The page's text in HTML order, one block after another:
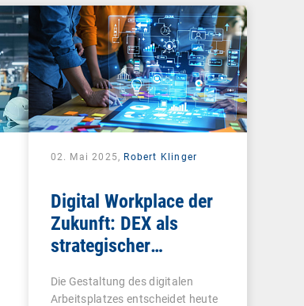
02. Mai 2025, Robert Klinger
Digital Workplace der
Zukunft: DEX als
strategischer
Unternehmen
Die Gestaltung des digitalen
Arbeitsplatzes entscheidet heute